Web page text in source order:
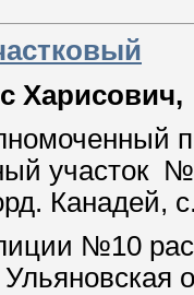
Харисович,
участок №
Канадей,
№10